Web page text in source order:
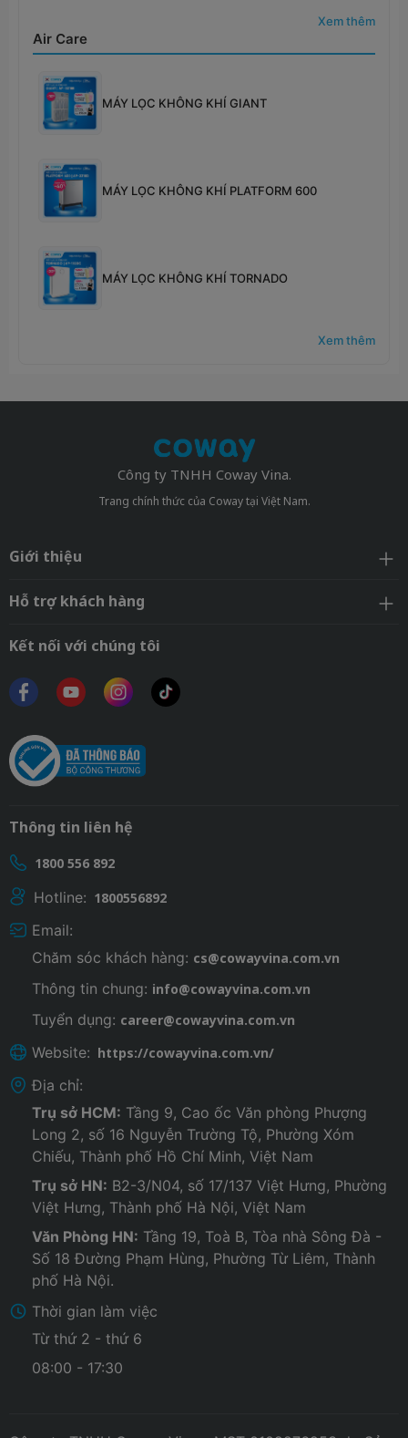
Xem thêm
Air Care
MÁY LỌC KHÔNG KHÍ GIANT
MÁY LỌC KHÔNG KHÍ PLATFORM 600
MÁY LỌC KHÔNG KHÍ TORNADO
Xem thêm
Công ty TNHH Coway Vina.
Trang chính thức của Coway tại Việt Nam.
Giới thiệu
Hỗ trợ khách hàng
Kết nối với chúng tôi
Thông tin liên hệ
1800 556 892
Hotline: 1800556892
Email:
Chăm sóc khách hàng: cs@cowayvina.com.vn
Thông tin chung: info@cowayvina.com.vn
Tuyển dụng: career@cowayvina.com.vn
Website: https://cowayvina.com.vn/
Địa chỉ:
Trụ sở HCM: Tầng 9, Cao ốc Văn phòng Phượng
Long 2, số 16 Nguyễn Trường Tộ, Phường Xóm
Chiếu, Thành phố Hồ Chí Minh, Việt Nam
Trụ sở HN: B2-3/N04, số 17/137 Việt Hưng, Phường
Việt Hưng, Thành phố Hà Nội, Việt Nam
Văn Phòng HN: Tầng 19, Toà B, Tòa nhà Sông Đà -
Số 18 Đường Phạm Hùng, Phường Từ Liêm, Thành
phố Hà Nội.
Thời gian làm việc
Từ thứ 2 - thứ 6
08:00 - 17:30